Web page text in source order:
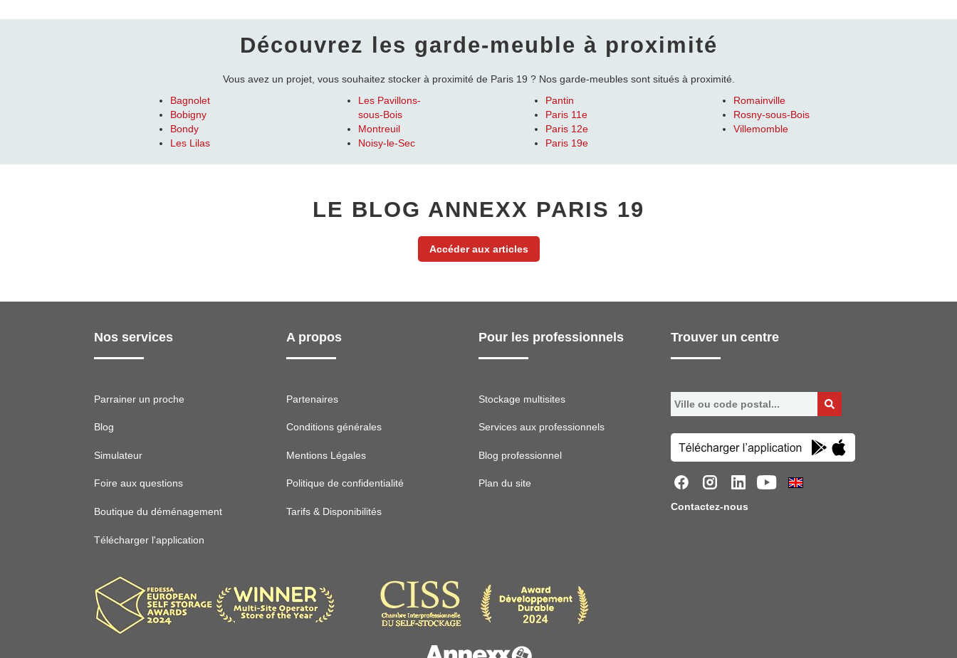
Découvrez les garde-meuble à proximité
Vous avez un projet, vous souhaitez stocker à proximité de Paris 19 ? Nos garde-meubles sont situés à proximité.
Bagnolet
Bobigny
Bondy
Les Lilas
Les Pavillons-
sous-Bois
Montreuil
Noisy-le-Sec
Pantin
Paris 11e
Paris 12e
Paris 19e
Romainville
Rosny-sous-Bois
Villemomble
LE BLOG ANNEXX PARIS 19
Accéder aux articles
Nos services
Parrainer un proche
Blog
Simulateur
Foire aux questions
Boutique du déménagement
Télécharger l'application
A propos
Partenaires
Conditions générales
Mentions Légales
Politique de confidentialité
Tarifs & Disponibilités
Pour les professionnels
Stockage multisites
Services aux professionnels
Blog professionnel
Plan du site
Trouver un centre
Contactez-nous